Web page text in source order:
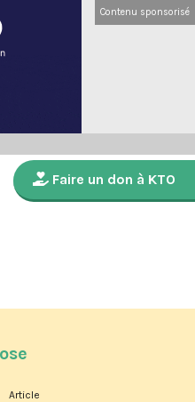
Contenu sponsorisé
Faire un don à KTO
Article